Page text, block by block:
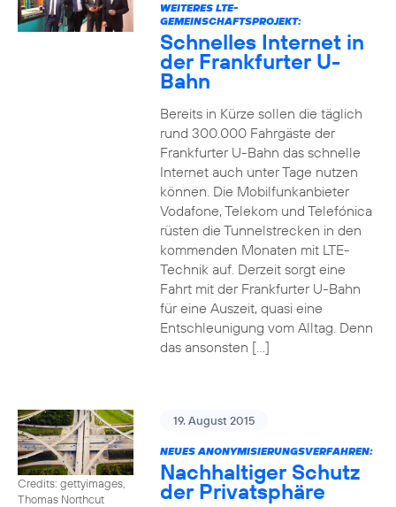
WEITERES LTE-
GEMEINSCHAFTSPROJEKT:
Schnelles Internet in
der Frankfurter U-
Bahn
Bereits in Kürze sollen die täglich
rund 300.000 Fahrgäste der
Frankfurter U-Bahn das schnelle
Internet auch unter Tage nutzen
können. Die Mobilfunkanbieter
Vodafone, Telekom und Telefónica
rüsten die Tunnelstrecken in den
kommenden Monaten mit LTE-
Technik auf. Derzeit sorgt eine
Fahrt mit der Frankfurter U-Bahn
für eine Auszeit, quasi eine
Entschleunigung vom Alltag. Denn
das ansonsten […]
Credits: gettyimages,
Thomas Northcut
19. August 2015
NEUES ANONYMISIERUNGSVERFAHREN:
Nachhaltiger Schutz
der Privatsphäre